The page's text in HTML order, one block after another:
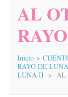
AL
Inicio >
RAYO DE
LUNA II > AL